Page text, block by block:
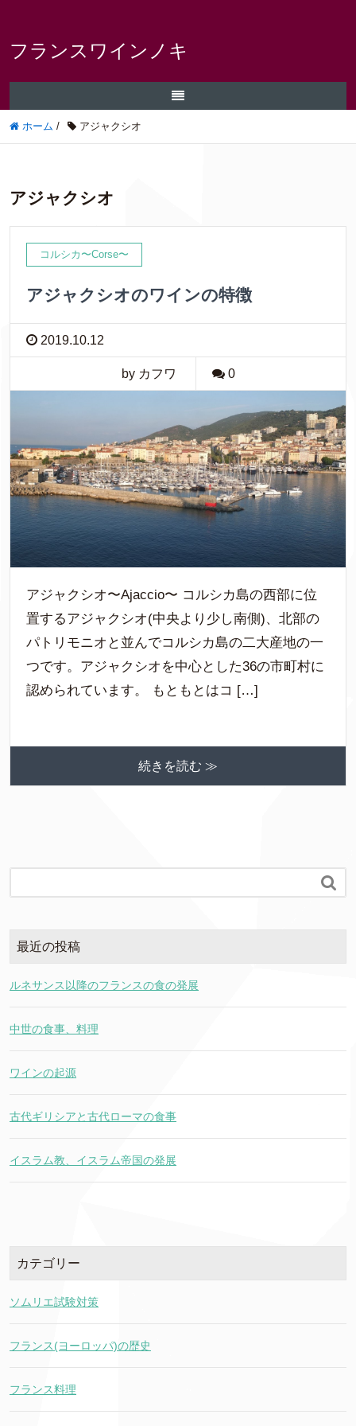
フランスワインノキ
ホーム / アジャクシオ
アジャクシオ
コルシカ〜Corse〜
アジャクシオのワインの特徴
2019.10.12
by カフワ 0
アジャクシオ〜Ajaccio〜 コルシカ島の西部に位
置するアジャクシオ(中央より少し南側)、北部の
パトリモニオと並んでコルシカ島の二大産地の一
つです。アジャクシオを中心とした36の市町村に
認められています。 もともとはコ […]
続きを読む ≫

最近の投稿
ルネサンス以降のフランスの食の発展
中世の食事、料理
ワインの起源
古代ギリシアと古代ローマの食事
イスラム教、イスラム帝国の発展
カテゴリー
ソムリエ試験対策
フランス(ヨーロッパ)の歴史
フランス料理